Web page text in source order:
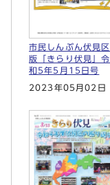
市民しんぶん伏見区
版「きらり伏見」令
和5年5月15日号
2023年05月02日